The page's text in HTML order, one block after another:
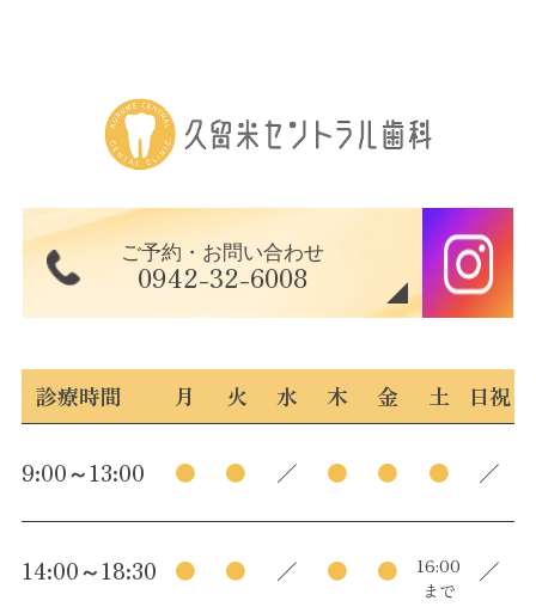
2025年04月
2025年02月
2024年12月
2024年11月
ご予約・お問い合わせ
0942-32-6008
診療時間 月 火 水 木 金 土 日祝
9:00～13:00 ● ● ／ ● ● ● ／
14:00～18:30 ● ● ／ ● ●
16:00
まで
／